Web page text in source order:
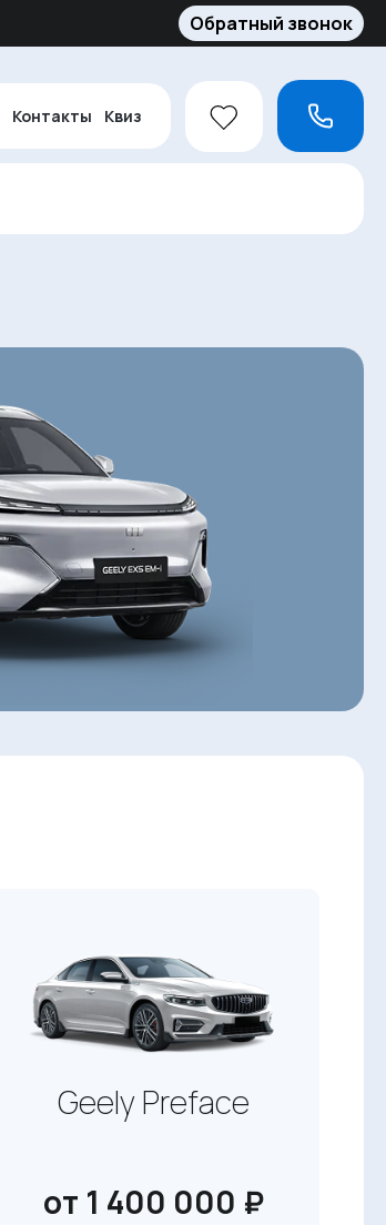
Обратный звонок
Контакты Квиз
Geely Preface
от 1 400 000 ₽